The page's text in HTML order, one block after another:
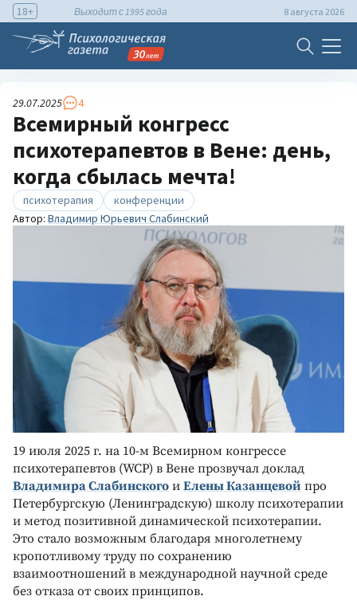
18+ Выходит с 1995 года 8 августа 2026
29.07.2025 4
Всемирный конгресс
психотерапевтов в Вене: день,
когда сбылась мечта!
психотерапия
конференции
Автор: Владимир Юрьевич Слабинский
19 июля 2025 г. на 10-м Всемирном конгрессе
психотерапевтов (WCP) в Вене прозвучал доклад
Владимира Слабинского и Елены Казанцевой про
Петербургскую (Ленинградскую) школу психотерапии
и метод позитивной динамической психотерапии.
Это стало возможным благодаря многолетнему
кропотливому труду по сохранению
взаимоотношений в международной научной среде
без отказа от своих принципов.